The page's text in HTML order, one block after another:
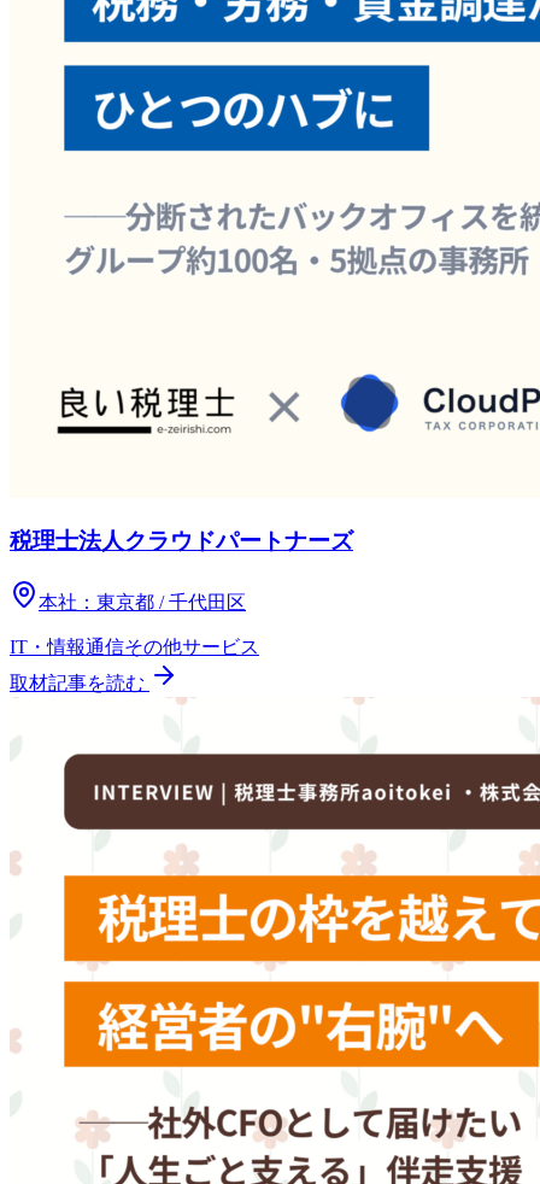
税理士法人クラウドパートナーズ
本社： 東京都 / 千代田区
IT・情報通信その他サービス
取材記事を読む